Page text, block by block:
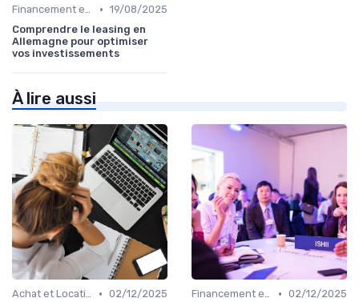
Financement et Prêts Immobiliers • 19/08/2025
Comprendre le leasing en
Allemagne pour optimiser
vos investissements
À lire aussi
Achat et Location de Biens Immobiliers • 02/12/2025
Financement et Prêts Immobiliers • 02/12/2025